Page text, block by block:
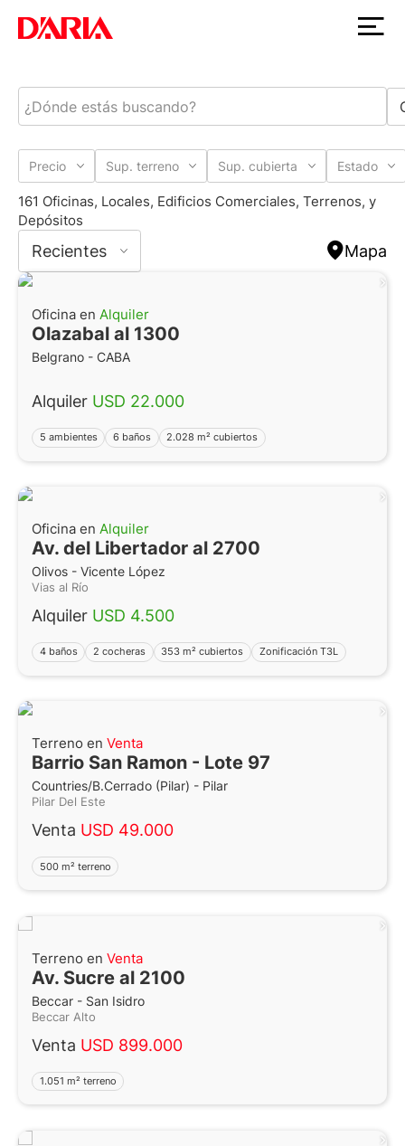
Precio Sup. terreno Sup. cubierta Estado
161 Oficinas, Locales, Edificios Comerciales, Terrenos, y
Depósitos
Recientes Mapa
Oficina en Alquiler
Olazabal al 1300
Belgrano - CABA
Alquiler USD 22.000
5 ambientes 6 baños 2.028 m² cubiertos
Oficina en Alquiler
Av. del Libertador al 2700
Olivos - Vicente López
Vias al Río
Alquiler USD 4.500
4 baños 2 cocheras 353 m² cubiertos Zonificación T3L
Terreno en Venta
Barrio San Ramon - Lote 97
Countries/B.Cerrado (Pilar) - Pilar
Pilar Del Este
Venta USD 49.000
500 m² terreno
Terreno en Venta
Av. Sucre al 2100
Beccar - San Isidro
Beccar Alto
Venta USD 899.000
1.051 m² terreno